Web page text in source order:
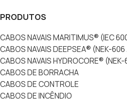
PRODUTOS
CABOS NAVAIS MARITIMUS® (IEC
CABOS NAVAIS DEEPSEA® (NEK-
CABOS NAVAIS HYDROCORE®
CABOS DE BORRACHA
CABOS DE CONTROLE
CABOS DE INCÊNDIO